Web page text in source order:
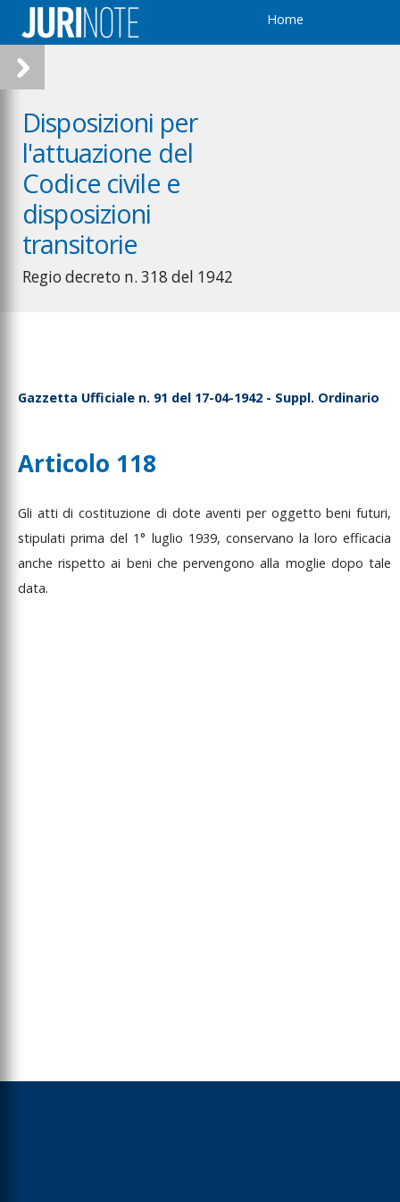
Home
Disposizioni per
l'attuazione del
Codice civile e
disposizioni
transitorie
Regio decreto n. 318 del 1942
Gazzetta Ufficiale n. 91 del 17-04-1942 - Suppl. Ordinario
Articolo 118
Gli attidicostituzione di doteaventi per oggettobenifuturi,
stipulatiprimadel 1° luglio 1939, conservano la loroefficacia
ancherispettoai beni chepervengonoalla moglie dopotale
data.